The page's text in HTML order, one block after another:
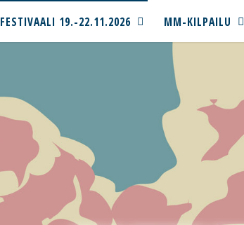
FESTIVAALI 19.-22.11.2026 MM-KILPAILU